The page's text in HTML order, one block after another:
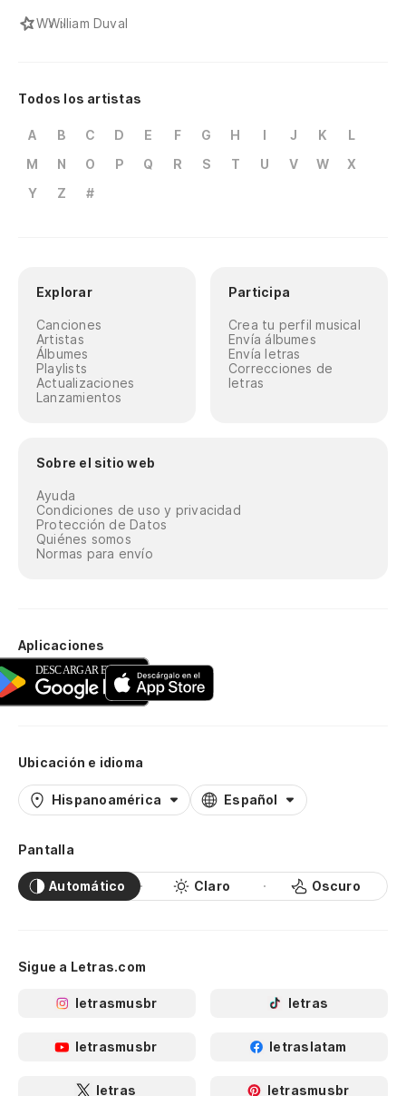
WWilliam Duval
Todos los artistas
A B C D E F G H I J K
L
M
N O P Q R S T U V W
X
Y
Z #
Explorar
Canciones
Artistas
Álbumes
Playlists
Actualizaciones
Lanzamientos
Participa
Crea tu perfil musical
Envía álbumes
Envía letras
Correcciones de
letras
Sobre el sitio web
Ayuda
Condiciones de uso y privacidad
Protección de Datos
Quiénes somos
Normas para envío
Aplicaciones
Ubicación e idioma
Hispanoamérica Español
Pantalla
Automático Claro Oscuro
Sigue a Letras.com
letrasmusbr letras
letrasmusbr letraslatam
letras letrasmusbr